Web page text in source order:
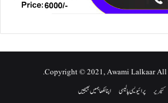
Copyright © 2021, Awami Lalkaar All
کئیریر پرائیویسی پالیسی اپنا لکھا ہمیں بھیجیں